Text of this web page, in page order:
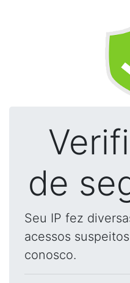
de
Seu IP fez
acessos
conosco.